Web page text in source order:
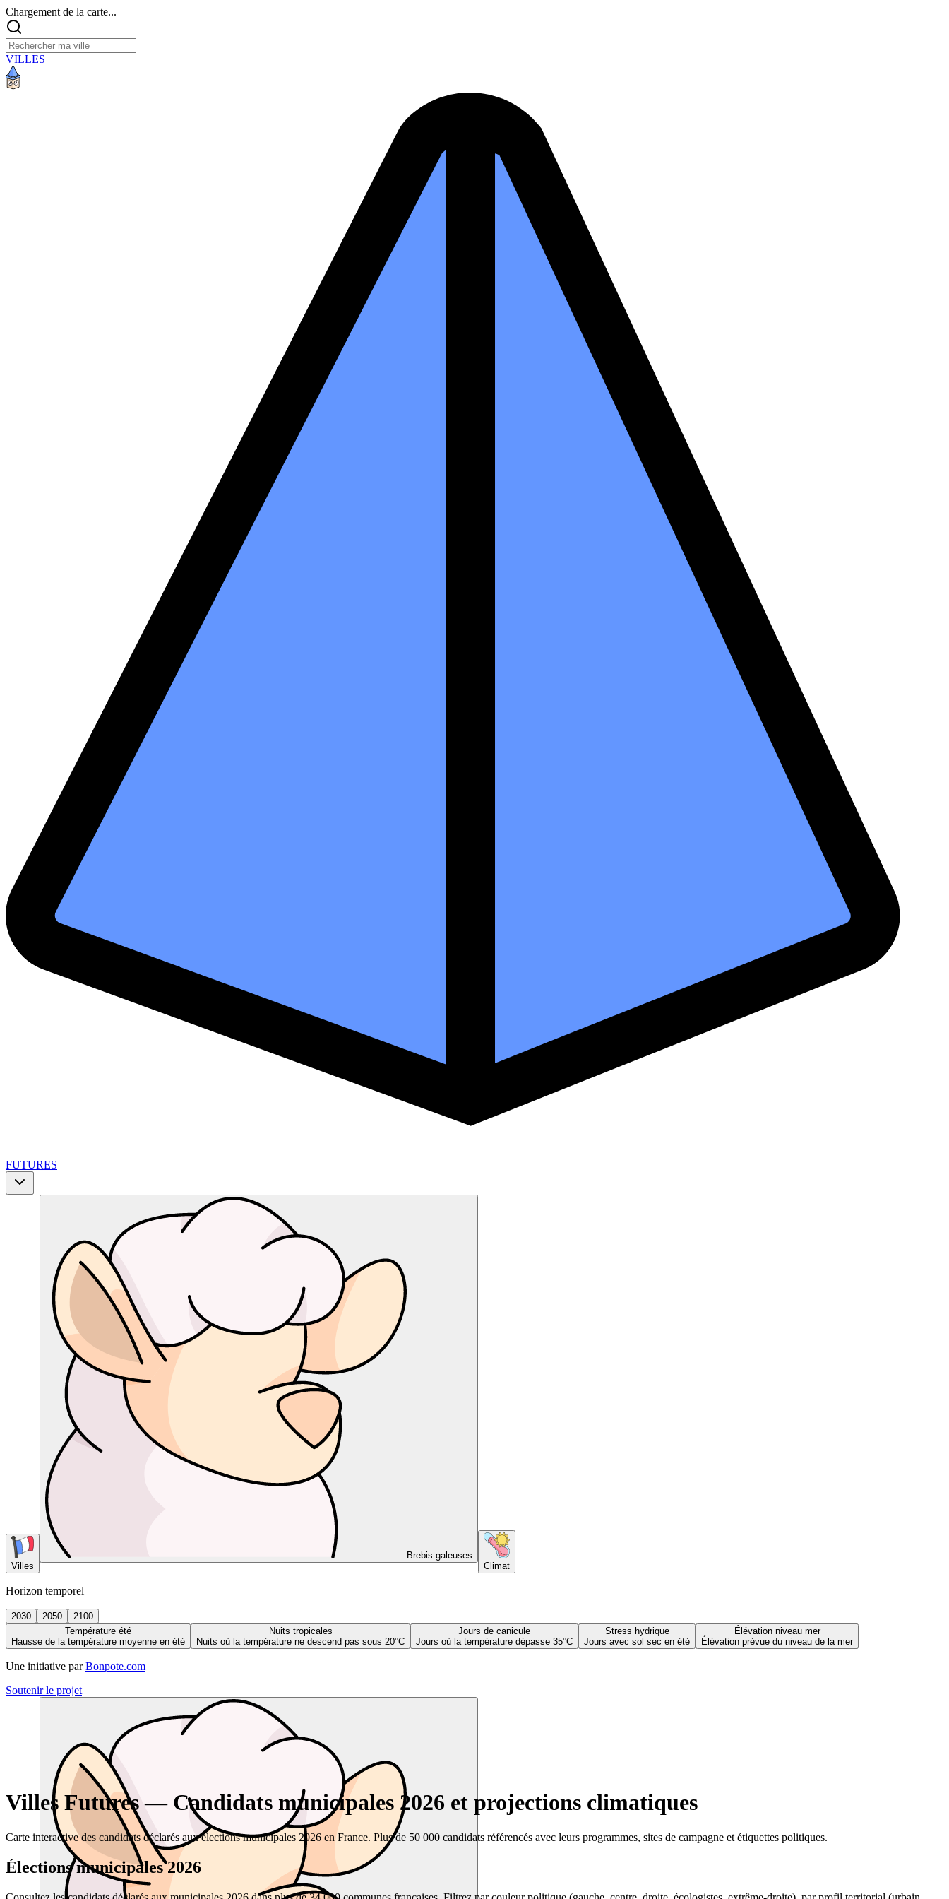
Chargement de la carte...
VILLES
FUTURES
Villes
Brebis galeuses
Climat
Horizon temporel
2030 2050
2100
Température été
Hausse de la température moyenne en été
Nuits tropicales
Nuits où la température ne descend pas sous 20°C
Jours de canicule
Jours où la température dépasse 35°C
Stress hydrique
Jours avec sol sec en été
Élévation niveau mer
Élévation prévue du niveau de la mer
Une initiative par Bonpote.com
Soutenir le projet
Villes Futures — Candidats municipales 2026 et projections climatiques
Carte interactive des candidats déclarés aux élections municipales 2026 en France. Plus de 50 000 candidats référencés avec leurs programmes, sites de campagne et étiquettes politiques.
Élections municipales 2026